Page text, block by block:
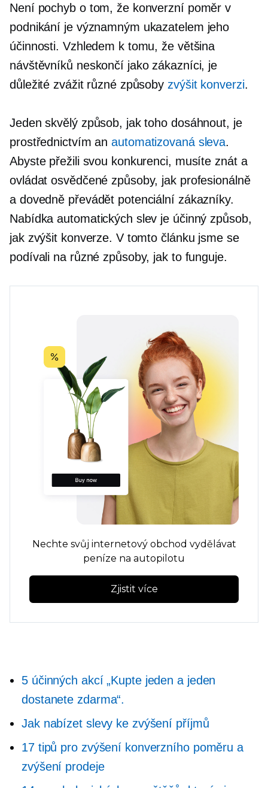
Není pochyb o tom, že konverzní poměr v
podnikání je významným ukazatelem jeho
účinnosti. Vzhledem k tomu, že většina
návštěvníků neskončí jako zákazníci, je
důležité zvážit různé způsoby zvýšit konverzi.
Jeden skvělý způsob, jak toho dosáhnout, je
prostřednictvím anautomatizovaná sleva.
Abyste přežili svou konkurenci, musíte znát a
ovládat osvědčené způsoby, jak profesionálně
a dovedně převádět potenciální zákazníky.
Nabídka automatických slev je účinný způsob,
jak zvýšit konverze. V tomto článku jsme se
podívali na různé způsoby, jak to funguje.
Nechte svůj internetový obchod vydělávat
peníze na autopilotu
Zjistit více
5 účinných akcí „Kupte jeden a jeden
dostanete zdarma“.
Jak nabízet slevy ke zvýšení příjmů
17 tipů pro zvýšení konverzního poměru a
zvýšení prodeje